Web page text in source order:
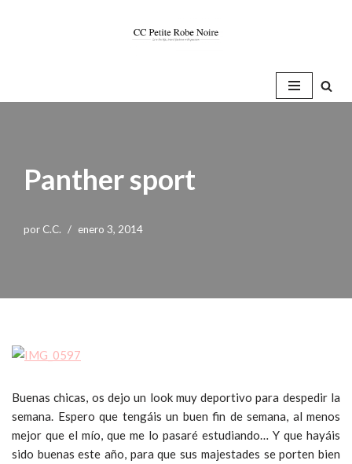
Panther sport
por C.C. enero 3, 2014
Buenas chicas, os dejo un look muy deportivo para despedir la
semana. Espero que tengáis un buen fin de semana, al menos
mejor que el mío, que me lo pasaré estudiando… Y que hayáis
sido buenas este año, para que sus majestades se porten bien